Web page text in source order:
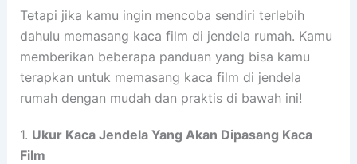
Tetapi jika kamu ingin mencoba sendiri terlebih
dahulu memasang kaca film di jendela rumah. Kamu
memberikan beberapa panduan yang bisa kamu
terapkan untuk memasang kaca film di jendela
rumah dengan mudah dan praktis di bawah ini!
1. Ukur Kaca Jendela Yang Akan Dipasang Kaca
Film